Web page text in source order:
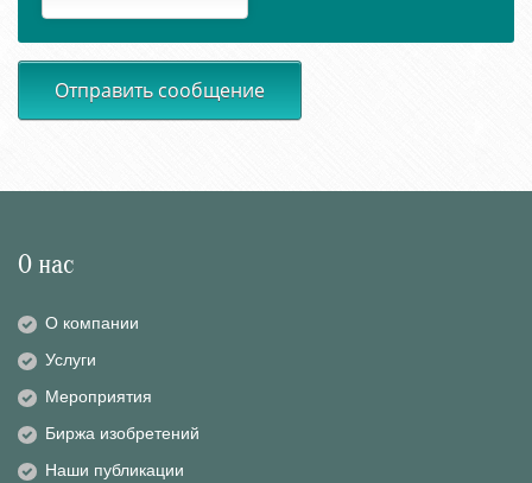
Отправить сообщение
О нас
О компании
Услуги
Мероприятия
Биржа изобретений
Наши публикации